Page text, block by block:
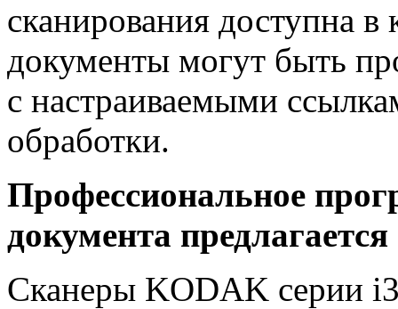
сканирования доступна в
документы могут быть
с настраиваемыми
обработки.
Профессиональное
документа предлагается
Сканеры KODAK серии